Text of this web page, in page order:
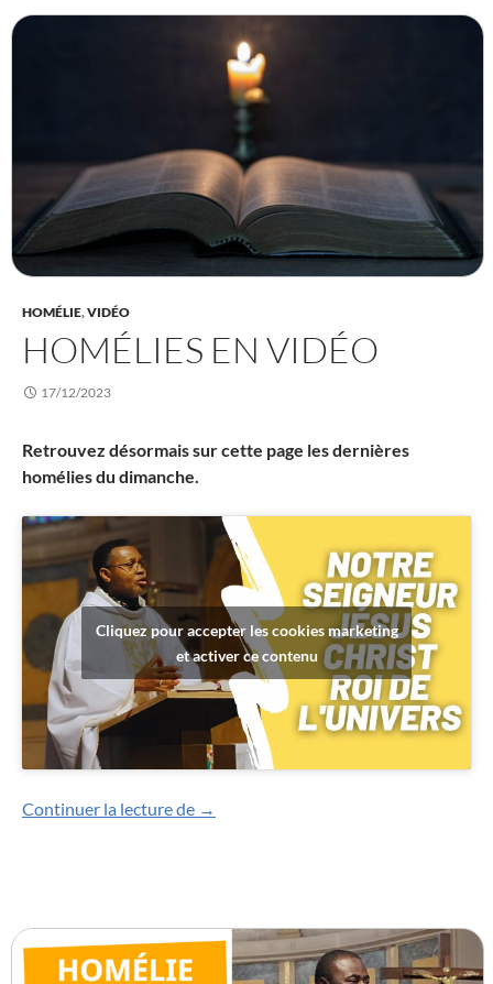
HOMÉLIE,VIDÉO
HOMÉLIES EN VIDÉO
17/12/2023
Retrouvez désormais sur cette page les dernières
homélies du dimanche.
Cliquez pour accepter les cookies marketing
et activer ce contenu
Continuer la lecture de Homélies en vidéo
→